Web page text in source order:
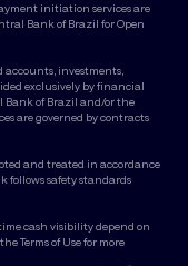
initiation services are
Bank of Brazil for Open
accounts, investments,
exclusively by financial
of Brazil and/or the
are governed by contracts
and treated in accordance
follows safety standards
cash visibility depend on
Terms of Use for more